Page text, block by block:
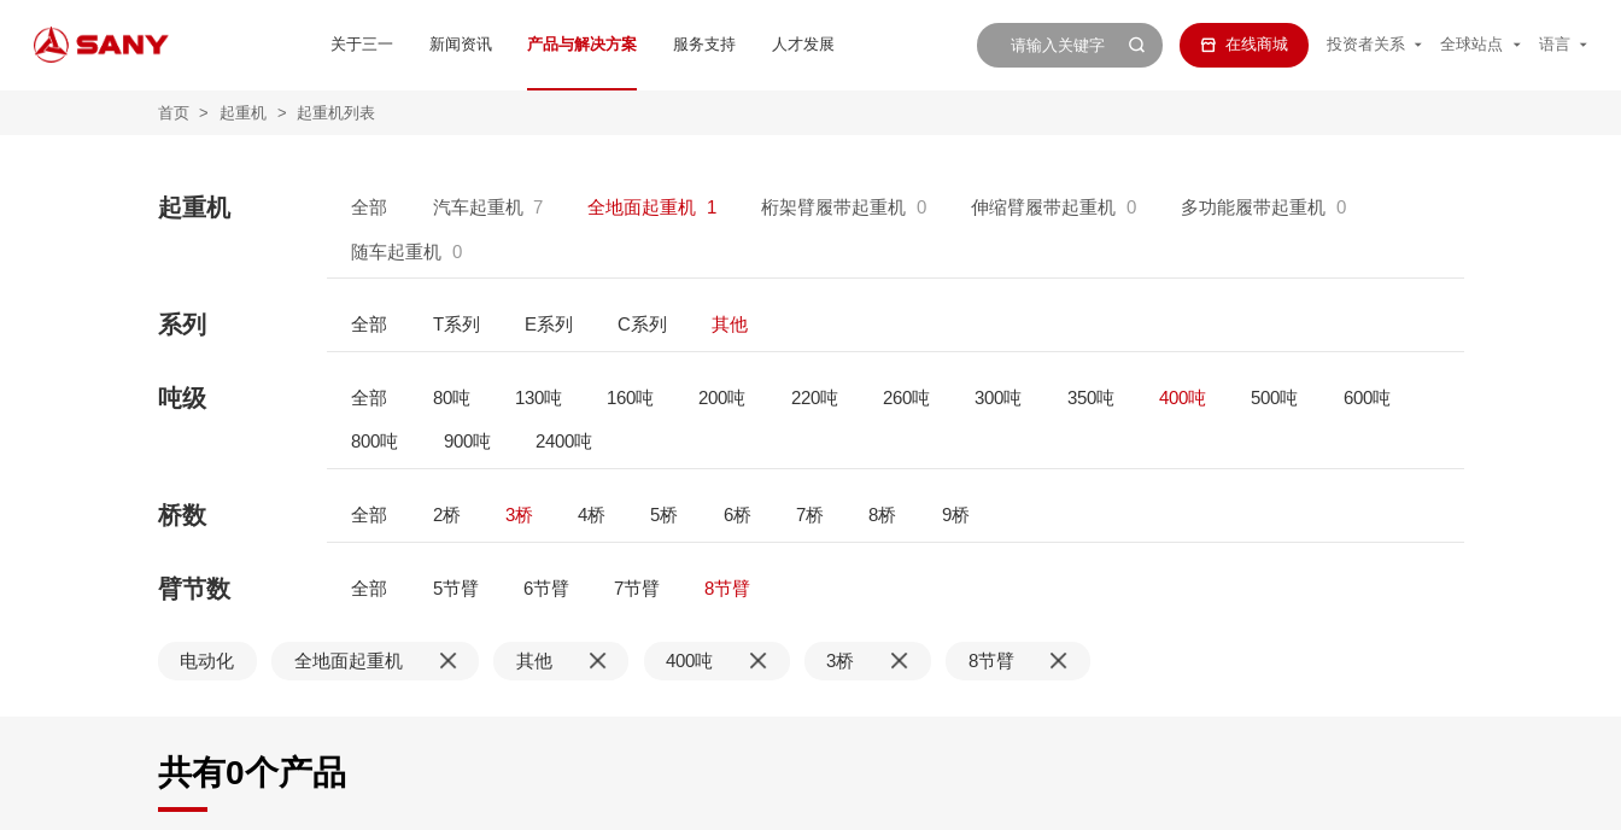
关于三一 新闻资讯 产品与解决方案 服务支持 人才发展 在线商城 投资者关系 全球站点 语言
首页 > 起重机 > 起重机列表
起重机 全部 汽车起重机 7 全地面起重机 1 桁架臂履带起重机 0 伸缩臂履带起重机 0 多功能履带起重机 0
随车起重机 0
系列 全部 T系列 E系列 C系列 其他
吨级 全部 80吨 130吨 160吨 200吨 220吨 260吨 300吨 350吨 400吨 500吨 600吨
800吨 900吨 2400吨
桥数 全部 2桥 3桥 4桥 5桥 6桥 7桥 8桥 9桥
臂节数 全部 5节臂 6节臂 7节臂 8节臂
电动化 全地面起重机 其他 400吨 3桥 8节臂
共有0个产品